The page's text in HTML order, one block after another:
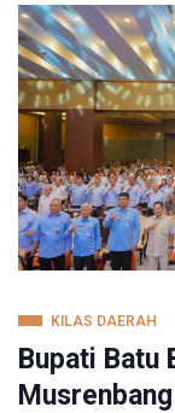
KILAS DAERAH
Bupati Batu
Musrenbang